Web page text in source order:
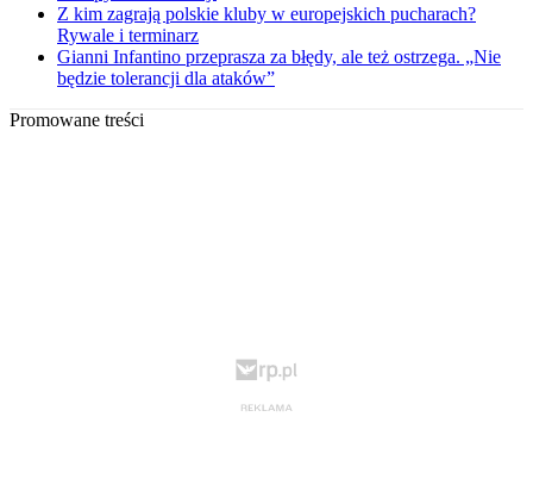
Z kim zagrają polskie kluby w europejskich pucharach?
Rywale i terminarz
Gianni Infantino przeprasza za błędy, ale też ostrzega. „Nie
będzie tolerancji dla ataków”
Promowane treści